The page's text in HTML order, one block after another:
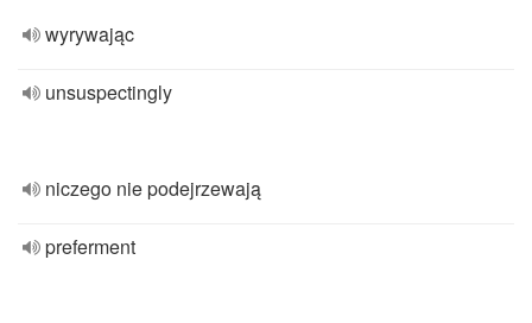
wyrywając
unsuspectingly
niczego nie podejrzewają
preferment